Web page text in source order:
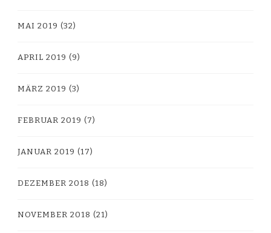
MAI 2019 (32)
APRIL 2019 (9)
MÄRZ 2019 (3)
FEBRUAR 2019 (7)
JANUAR 2019 (17)
DEZEMBER 2018 (18)
NOVEMBER 2018 (21)